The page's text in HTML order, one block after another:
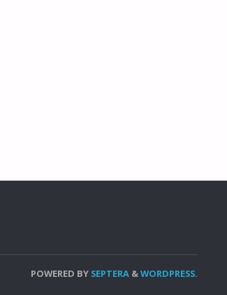
POWERED BY SEPTERA &WORDPRESS.